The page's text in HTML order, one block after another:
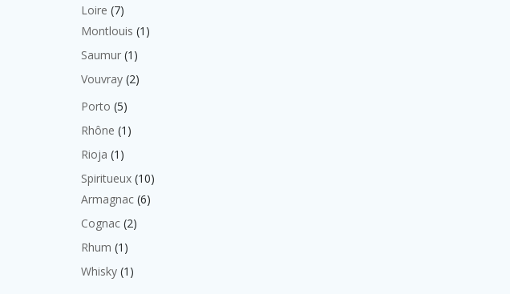
Loire 77
produits
Montlouis 1 1
Saumur 1 1
Vouvray 22
Porto 55
Rhône 1 1
Rioja 1 1
Spiritueux 1010
Armagnac 66
Cognac 22
Rhum 1 1
Whisky 1 1